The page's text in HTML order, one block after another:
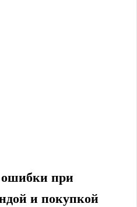
при
и покупкой